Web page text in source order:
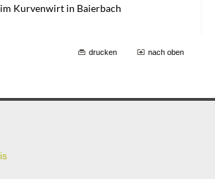
drucken nach oben